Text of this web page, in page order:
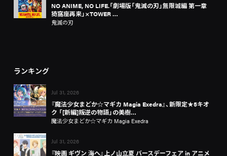
NO ANIME, NO LIFE.「劇場版「鬼滅の刃」無限城編 第一章
猗窩座再来」×TOWER …
鬼滅の刃
ランキング
Jul 31, 2026
『魔法少女まどか☆マギカ Magia Exedra』、新限定★5キオ
ク 「[新編]叛逆の物語」の美樹…
魔法少女まどか☆マギカ Magia Exedra
Jul 31, 2026
『映画 ギヴン 海へ』上ノ山立夏 バースデーフェア in アニメ